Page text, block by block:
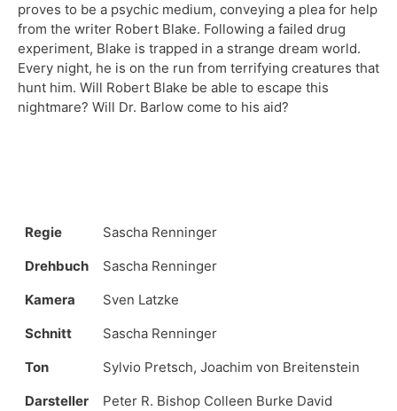
proves to be a psychic medium, conveying a plea for help
from the writer Robert Blake. Following a failed drug
experiment, Blake is trapped in a strange dream world.
Every night, he is on the run from terrifying creatures that
hunt him. Will Robert Blake be able to escape this
Regie
Sascha Renninger
Drehbuch
Sascha Renninger
Kamera
Sven Latzke
Schnitt
Sascha Renninger
Ton
Sylvio Pretsch, Joachim von Breitenstein
Darsteller
Peter R. Bishop Colleen Burke David